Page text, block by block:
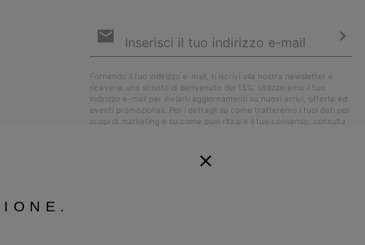
e-
Fornendo il tuo indirizzo e-mail, ti iscrivi alla nostra newsletter e
riceverai uno sconto di benvenuto del 15%. Utilizzeremo il tuo
indirizzo e-mail per inviarti aggiornamenti su nuovi arrivi, offerte ed
eventi promozionali. Per i dettagli su come tratteremo i tuoi dati per
scopi di marketing e su come puoi ritirare il tuo consenso, consulta